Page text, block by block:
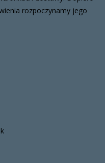
rozpoczynamy jego